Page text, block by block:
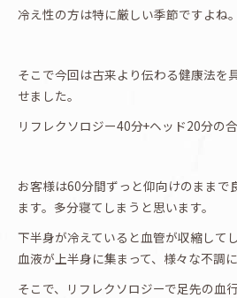
冷え性の方は特に厳しい季節ですよね。
そこで今回は古来より伝わる健康法を
せました。
リフレクソロジー40分+ヘッド20分の合
お客様は60分間ずっと仰向けのままで
ます。多分寝てしまうと思います。
下半身が冷えていると血管が収縮して
血液が上半身に集まって、様々な不調に
そこで、リフレクソロジーで足先の血